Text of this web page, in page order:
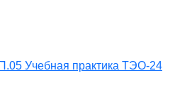
Учебная практика ТЭО-24